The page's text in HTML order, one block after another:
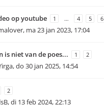
op youtube 1 … 4 5 6
, ma 23 jan 2023, 17:04
is niet van de poes... 1 2
,do 30 jan 2025, 14:54
2
,di 13 feb 2024, 22:13